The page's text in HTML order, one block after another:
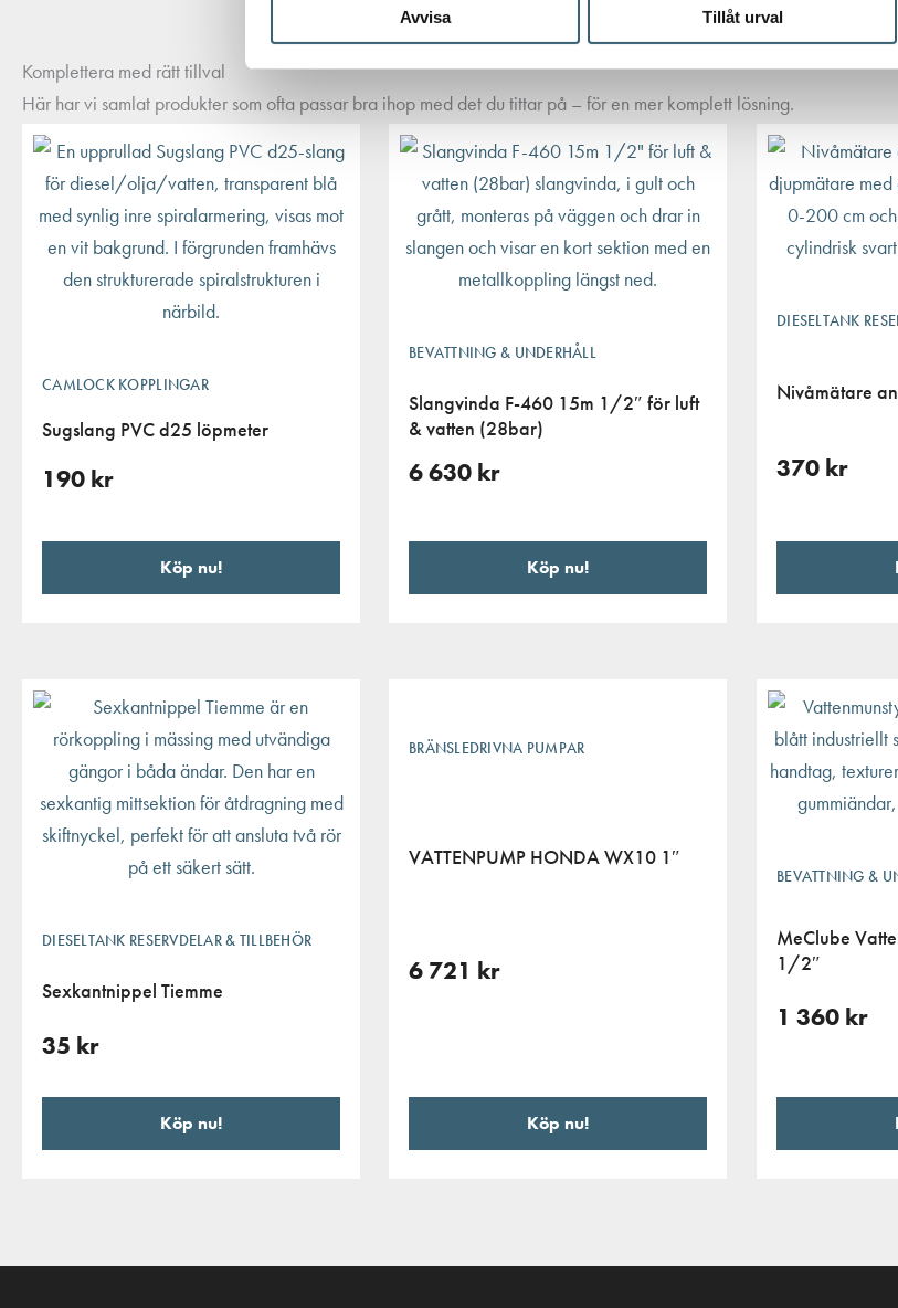
Avvisa Tillåt urval
Komplettera med rätt tillval
Här har vi samlat produkter som ofta passar bra ihop med det du tittar på – för en mer komplett lösning.
CAMLOCK KOPPLINGAR
Sugslang PVC d25 löpmeter
190 kr
Köp nu!
BEVATTNING & UNDERHÅLL
Slangvinda F-460 15m 1/2″ för luft
& vatten (28bar)
6 630 kr
Köp nu!
DIESELTANK
Nivåmätare
370 kr
DIESELTANK RESERVDELAR & TILLBEHÖR
Sexkantnippel Tiemme
35 kr
Köp nu!
BRÄNSLEDRIVNA PUMPAR
VATTENPUMP HONDA WX10 1″
6 721 kr
Köp nu!
BEVATTNING &
MeClube
1/2″
1 360 kr